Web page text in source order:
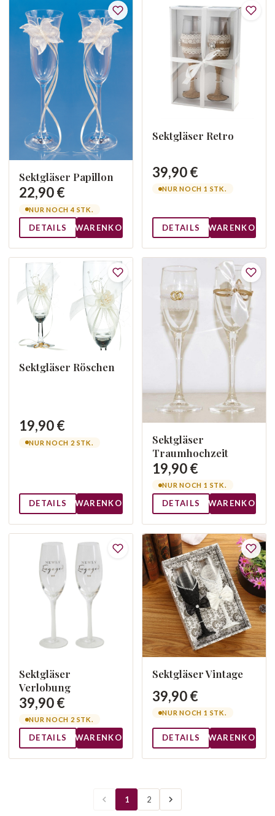
Sektgläser Papillon
22,90 €
NUR NOCH 4 STK.
DETAILS WARENKORB
Sektgläser Retro
39,90 €
NUR NOCH 1 STK.
DETAILS WARENKORB
Sektgläser Röschen
19,90 €
NUR NOCH 2 STK.
DETAILS WARENKORB
Sektgläser
Traumhochzeit
19,90 €
NUR NOCH 1 STK.
DETAILS WARENKORB
Sektgläser
Verlobung
39,90 €
NUR NOCH 2 STK.
DETAILS WARENKORB
Sektgläser Vintage
39,90 €
NUR NOCH 1 STK.
DETAILS WARENKORB
1 2